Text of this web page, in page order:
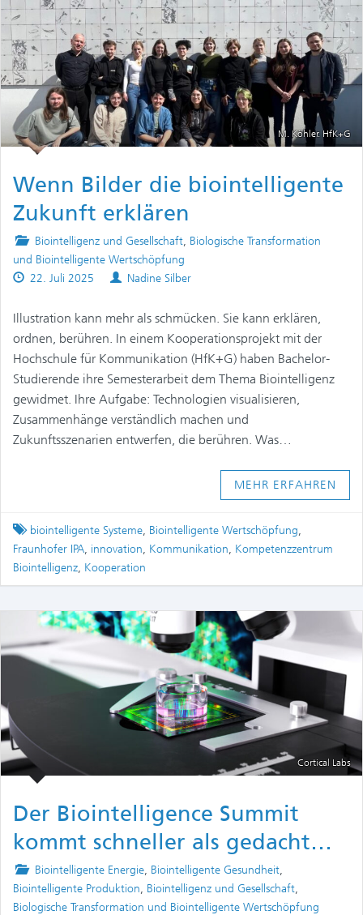
M. Köhler. HfK+G
Wenn Bilder die biointelligente
Zukunft erklären
Posted
in
Biointelligenz und Gesellschaft, Biologische Transformation
und Biointelligente Wertschöpfung
Published
22. Juli 2025 Authors
Nadine Silber
Illustration kann mehr als schmücken. Sie kann erklären,
ordnen, berühren. In einem Kooperationsprojekt mit der
Hochschule für Kommunikation (HfK+G) haben Bachelor-
Studierende ihre Semesterarbeit dem Thema Biointelligenz
gewidmet. Ihre Aufgabe: Technologien visualisieren,
Zusammenhänge verständlich machen und
Zukunftsszenarien entwerfen, die berühren. Was…
MEHR ERFAHREN
Tagged
biointelligente Systeme, Biointelligente Wertschöpfung,
Fraunhofer IPA, innovation, Kommunikation, Kompetenzzentrum
Biointelligenz, Kooperation
Cortical Labs
Der Biointelligence Summit
kommt schneller als gedacht…
Posted
in
Biointelligente Energie, Biointelligente Gesundheit,
Biointelligente Produktion, Biointelligenz und Gesellschaft,
Biologische Transformation und Biointelligente Wertschöpfung